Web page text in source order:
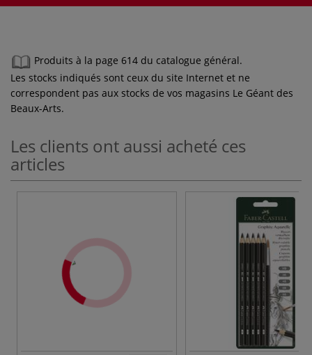
Produits à la page 614 du catalogue général.
Les stocks indiqués sont ceux du site Internet et ne
correspondent pas aux stocks de vos magasins Le Géant des
Beaux-Arts.
Les clients ont aussi acheté ces
articles